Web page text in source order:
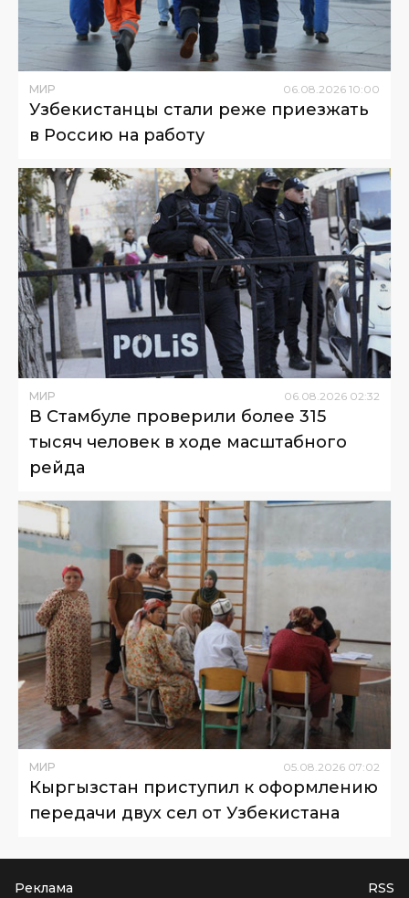
МИР 06.08.2026 10:00
Узбекистанцы стали реже приезжать
в Россию на работу
МИР 06 08 2026 02:32
В Стамбуле проверили более 315
тысяч человек в ходе масштабного
рейда
МИР 05.08.2026 07:02
Кыргызстан приступил к оформлению
передачи двух сел от Узбекистана
Реклама RSS